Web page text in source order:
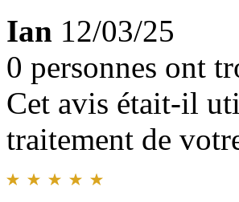
Ian 12/03/25
0 personnes ont
Cet avis était-il
traitement de